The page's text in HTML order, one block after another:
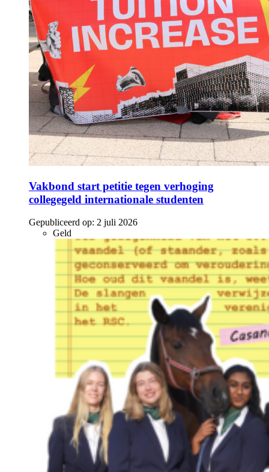
Vakbond start petitie tegen verhoging
collegegeld internationale studenten
Gepubliceerd op: 2 juli 2026
Geld